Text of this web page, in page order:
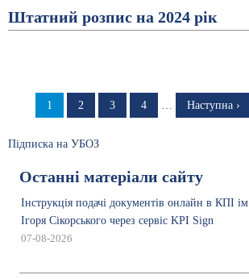
Штатний розпис на 2024 рік
Сторінка
1 Сторінка
2 Сторінка
3 Сторінка
4
Наступна
Наступна ›
Підписка на УБОЗ
Останні матеріали сайту
Інструкція подачі документів онлайн в КПІ ім.
Ігоря Сікорського через сервіс KPI Sign
07-08-2026